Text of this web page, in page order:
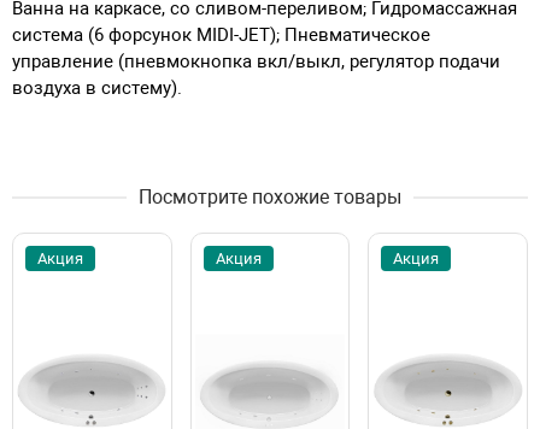
Ванна на каркасе, со сливом-переливом; Гидромассажная
система (6 форсунок MIDI-JET); Пневматическое
управление (пневмокнопка вкл/выкл, регулятор подачи
воздуха в систему).
Посмотрите похожие товары
Акция Акция Акция